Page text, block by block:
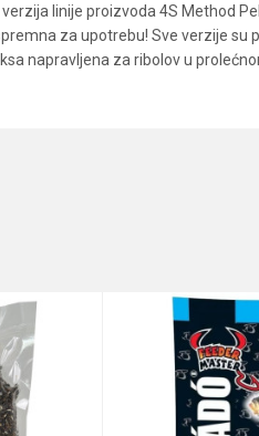
linije proizvoda 4S Method
za upotrebu! Sve verzije
napravljena za ribolov u
Anti-spam zaštita - izračunajte koliko